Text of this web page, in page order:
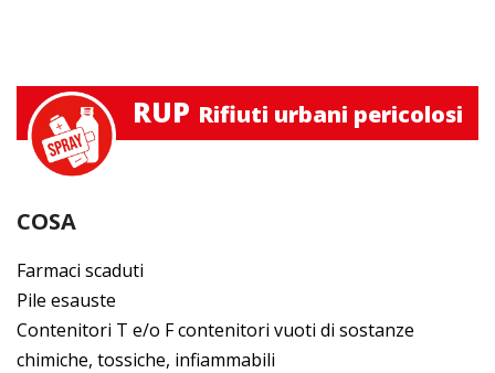
RUP Rifiuti urbani pericolosi
COSA
Farmaci scaduti
Pile esauste
Contenitori T e/o F contenitori vuoti di sostanze
chimiche, tossiche, infiammabili